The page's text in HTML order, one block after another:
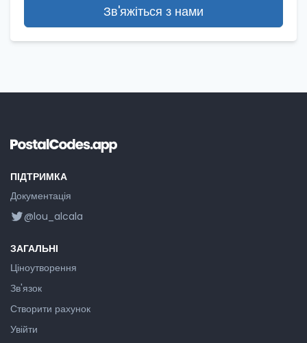
Зв'яжіться з нами
ПІДТРИМКА
Документація
@lou_alcala
ЗАГАЛЬНІ
Ціноутворення
Зв'язок
Створити рахунок
Увійти